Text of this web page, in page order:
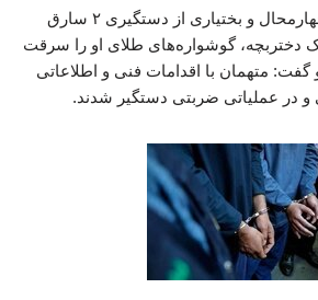
فرمانده انتظامی چهارمحال و بختیاری از دستگیری ۲ سارق
دختربچه، گوشواره‌های طلای او را سرقت
گفت: متهمان با اقدامات فنی و اطلاعاتی
در عملیاتی ضربتی دستگیر شدند.